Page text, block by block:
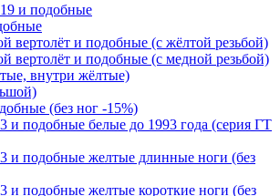
и подобные
вертолёт и подобные (с жёлтой резьбой)
вертолёт и подобные (с медной резьбой)
внутри жёлтые)
(без ног -15%)
и подобные белые до 1993 года (серия ГТ
и подобные желтые длинные ноги (без
и подобные желтые короткие ноги (без